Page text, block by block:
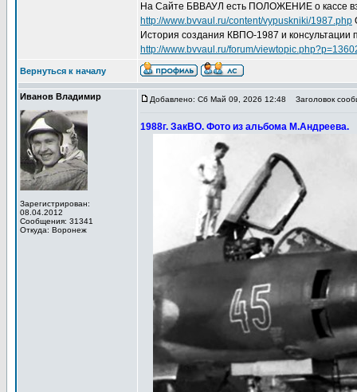
На Сайте БВВАУЛ есть ПОЛОЖЕНИЕ о кассе
http://www.bvvaul.ru/content/vypuskniki/1987.php
История создания КВПО-1987 и консультации
http://www.bvvaul.ru/forum/
Вернуться к началу
Иванов Владимир
Зарегистрирован:
08.04.2012
Сообщения: 31341
Откуда: Воронеж
Добавлено: Сб Май 09, 2026 12:48 Заголовок
1988г. ЗакВО. Фото из альбома М.Андреева.